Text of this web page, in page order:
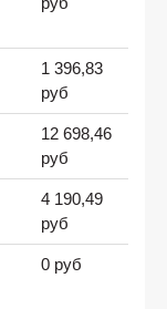
1 396,83
руб
12 698,46
руб
4 190,49
руб
0 руб